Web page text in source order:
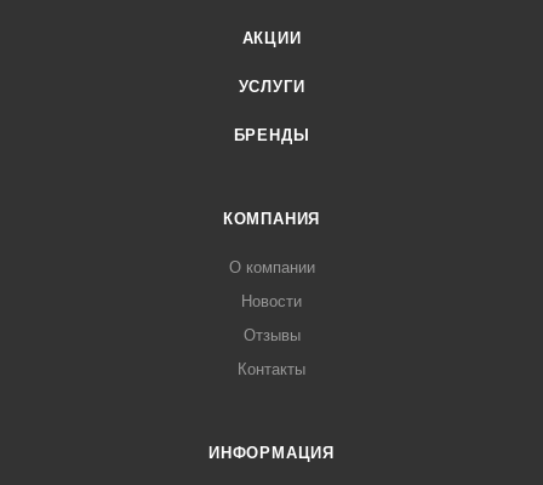
АКЦИИ
УСЛУГИ
БРЕНДЫ
КОМПАНИЯ
О компании
Новости
Отзывы
Контакты
ИНФОРМАЦИЯ